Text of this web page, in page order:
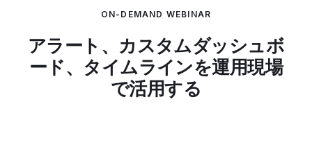
ON-DEMAND WEBINAR
アラート、カスタムダッシュボ
ード、タイムラインを運用現場
で活用する